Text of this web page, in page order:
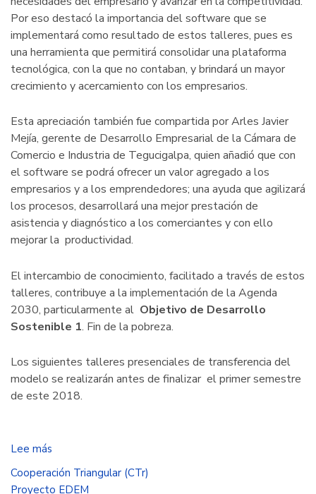
Por eso destacó la importancia del software que se
implementará como resultado de estos talleres, pues es
una herramienta que permitirá consolidar una plataforma
tecnológica, con la que no contaban, y brindará un mayor
crecimiento y acercamiento con los empresarios.
Esta apreciación también fue compartida por Arles Javier
Mejía, gerente de Desarrollo Empresarial de la Cámara de
Comercio e Industria de Tegucigalpa, quien añadió que con
el software se podrá ofrecer un valor agregado a los
empresarios y a los emprendedores; una ayuda que agilizará
los procesos, desarrollará una mejor prestación de
asistencia y diagnóstico a los comerciantes y con ello
mejorar la productividad.
El intercambio de conocimiento, facilitado a través de estos
talleres, contribuye a la implementación de la Agenda
2030, particularmente al Objetivo de Desarrollo
Sostenible 1. Fin de la pobreza.
Los siguientes talleres presenciales de transferencia del
modelo se realizarán antes de finalizar el primer semestre
de este 2018.
Lee más
Intercambio
de
Cooperación Triangular (CTr)
Proyecto EDEM